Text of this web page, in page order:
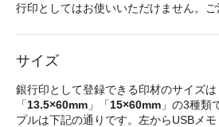
行印としてはお使いいただけません。ご
サイズ
銀行印として登録できる印材のサイズは
「13.5×60mm 」「15×60mm 」の3種類
プルは下記の通りです。左からUSBメモ